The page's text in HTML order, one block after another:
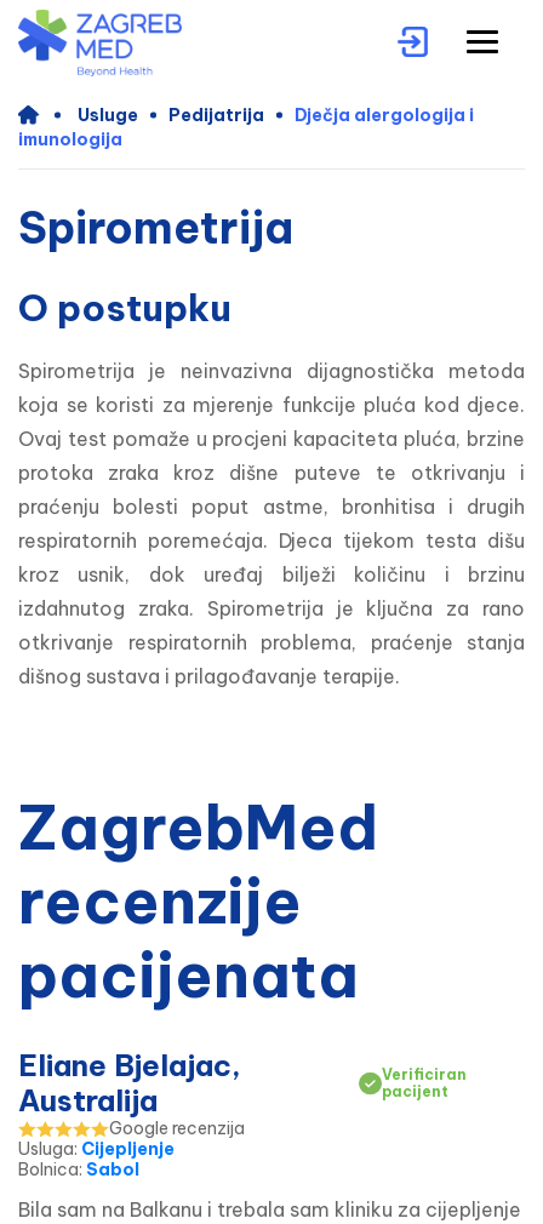
Usluge Pedijatrija
Dječja alergologija i
imunologija
Spirometrija
O postupku
Spirometrija je neinvazivna dijagnostička metoda
koja se koristi za mjerenje funkcije pluća kod djece.
Ovaj test pomaže u procjeni kapaciteta pluća, brzine
protoka zraka kroz dišne puteve te otkrivanju i
praćenju bolesti poput astme, bronhitisa i drugih
respiratornih poremećaja. Djeca tijekom testa dišu
kroz usnik, dok uređaj bilježi količinu i brzinu
izdahnutog zraka. Spirometrija je ključna za rano
otkrivanje respiratornih problema, praćenje stanja
dišnog sustava i prilagođavanje terapije.
ZagrebMed
recenzije
pacijenata
Eliane Bjelajac,
Australija
Verificiran
pacijent
Google recenzija
Usluga: Cijepljenje
Bolnica: Sabol
Bila sam na Balkanu i trebala sam kliniku za cijepljenje